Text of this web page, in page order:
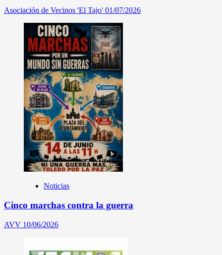
Asociación de Vecinos 'El Tajo' 01/07/2026
Noticias
Cinco marchas contra la guerra
AVV 10/06/2026